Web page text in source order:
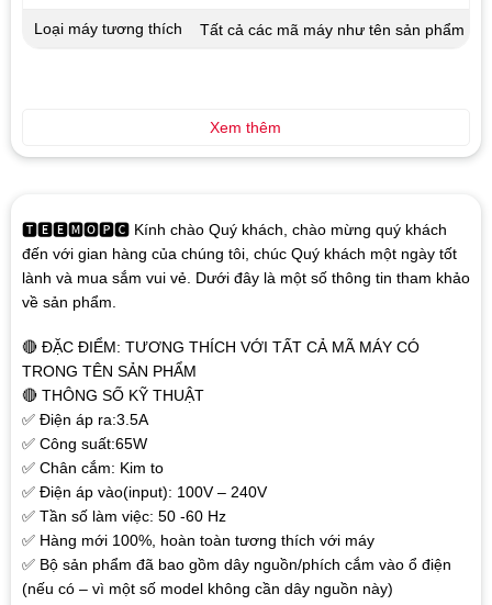
🆃🅴🅴🅼🅾🅿🅲 Kính chào Quý khách, chào mừng quý khách
đến với gian hàng của chúng tôi, chúc Quý khách một ngày tốt
lành và mua sắm vui vẻ. Dưới đây là một số thông tin tham khảo
về sản phẩm.
🔴 ĐẶC ĐIỂM: TƯƠNG THÍCH VỚI TẤT CẢ MÃ MÁY CÓ
TRONG TÊN SẢN PHẨM
🔴 THÔNG SỐ KỸ THUẬT
✅ Điện áp ra:3.5A
✅ Công suất:65W
✅ Chân cắm: Kim to
✅ Điện áp vào(input): 100V – 240V
✅ Tần số làm việc: 50 -60 Hz
✅ Hàng mới 100%, hoàn toàn tương thích với máy
✅ Bộ sản phẩm đã bao gồm dây nguồn/phích cắm vào ổ điện
(nếu có – vì một số model không cần dây nguồn này)
Loại máy tương thích Tất cả các mã máy như tên sản phẩm
Xem thêm